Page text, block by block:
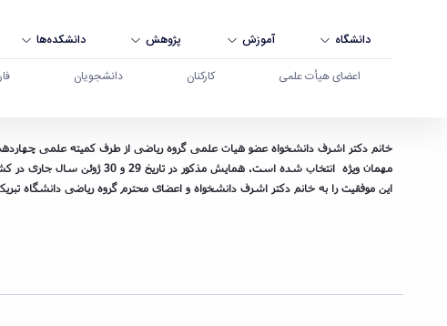
دانشگاه آموزش پژوهش دانشکده‌ها
اعضای هیأت علمی کارکنان دانشجویان
دکتر اشرف دانشخواه عضو هیات علمی گروه ریاضی
خانم دکتر اشرف دانشخواه عضو هیات علمی گروه ریاضی از طرف کمیته علمی
مهمان ویژه انتخاب شده است. همایش مذکور در تاریخ 29 و 30 ژوئن سال جاری در کشور کره جنوبی و دانشگاه ملی سئول برگزار خواهد شد.
این موفقیت را به خانم دکتر اشرف دانشخواه و اعضای محترم گروه ریاضی دانشگاه